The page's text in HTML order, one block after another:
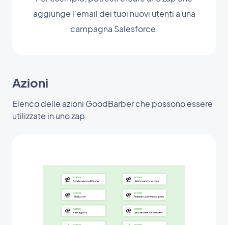
aggiunge l'email dei tuoi nuovi utenti a una
campagna Salesforce.
Azioni
Elenco delle azioni GoodBarber che possono essere
utilizzate in uno zap